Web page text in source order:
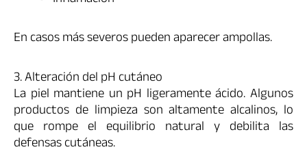
En casos más severos pueden aparecer ampollas.
3. Alteración del pH cutáneo
La piel mantiene un pH ligeramente ácido. Algunos
productos de limpieza son altamente alcalinos, lo
que rompe el equilibrio natural y debilita las
defensas cutáneas.